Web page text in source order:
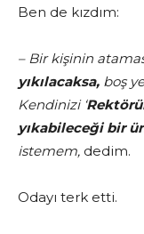
Ben de kızdım:
– Bir kişinin
yıkılacaksa, boş
Kendinizi ‘
yıkabileceği bir
istemem, dedim.
Odayı terk etti.